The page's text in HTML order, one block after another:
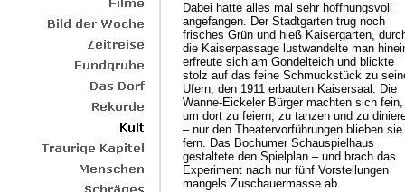
Dabei hatte alles mal sehr hoffnungsvoll
angefangen. Der Stadtgarten trug noch
frisches Grün und hieß Kaisergarten,
die Kaiserpassage lustwandelte man
erfreute sich am Gondelteich und blickte
stolz auf das feine Schmuckstück zu
Ufern, den 1911 erbauten Kaisersaal. Die
Wanne-Eickeler Bürger machten sich fein,
um dort zu feiern, zu tanzen und zu
– nur den Theatervorführungen blieben sie
fern. Das Bochumer Schauspielhaus
gestaltete den Spielplan – und brach das
Experiment nach nur fünf Vorstellungen
mangels Zuschauermasse ab.